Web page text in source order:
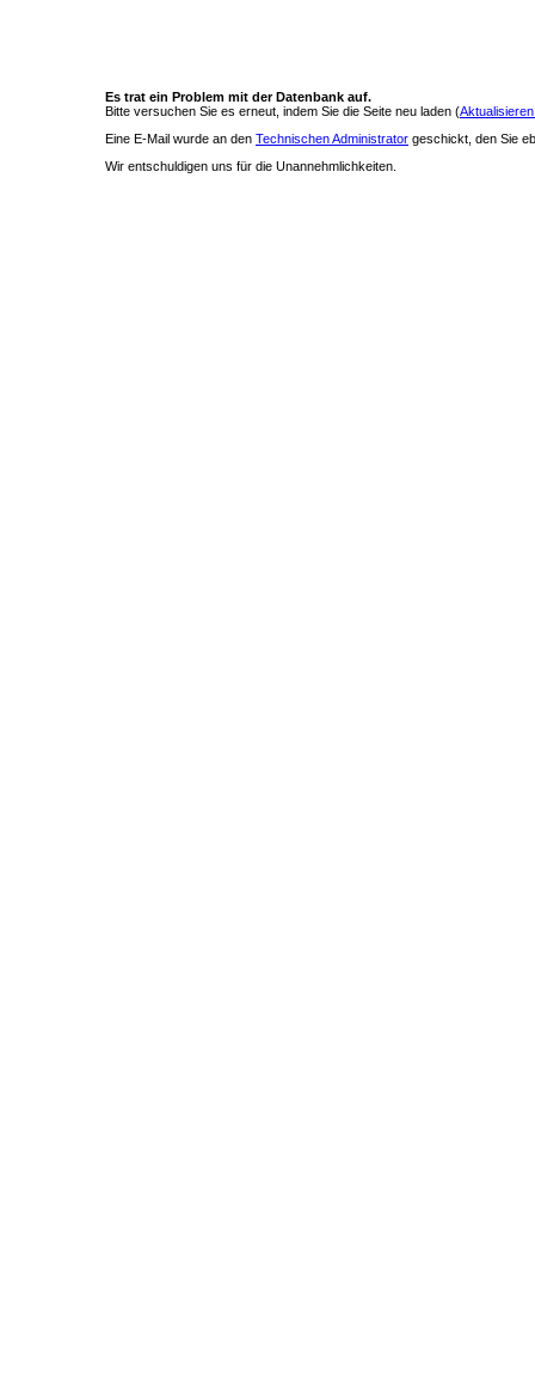
Es trat ein Problem mit der Datenbank auf.
Bitte versuchen Sie es erneut, indem Sie die Seite neu laden (
Eine E-Mail wurde an den Technischen Administrator geschickt, den Sie
Wir entschuldigen uns für die Unannehmlichkeiten.